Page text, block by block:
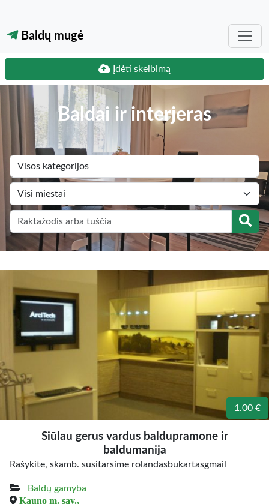
Baldų mugė
Įdėti skelbimą
Baldai ir interjeras
1.00 €
Siūlau gerus vardus baldupramone ir
baldumanija
Rašykite, skamb. susitarsime rolandasbukartasgmail
Baldų gamyba
Kauno m. sav.,